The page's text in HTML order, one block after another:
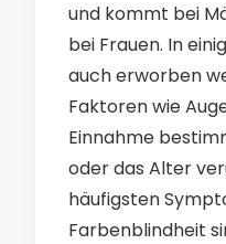
und kommt bei
bei Frauen. In
auch erworben
Faktoren wie
Einnahme
oder das Alter
häufigsten
Farbenblindheit